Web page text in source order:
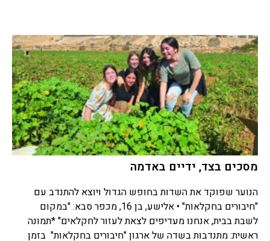
מסכים בצד, ידיים באדמה
הנוער שפוקד את השדות בחופש הגדול ויוצא להתנדב עם
"חיבורים בחקלאות" • אלישע, בן 16, מכפר סבא: "במקום
לשבת בבית, אנחנו מעדיפים לצאת לעזור לחקלאים" *תמונה
ראשית: מתנדבות בשדה של ארגון "חיבורים בחקלאות" בזמן